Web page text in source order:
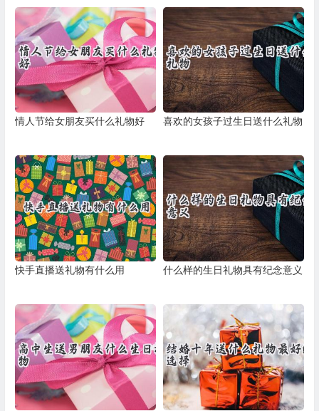
情人节给女朋友买什么礼物好 喜欢的女孩子过生日送什么礼物
快手直播送礼物有什么用 什么样的生日礼物具有纪念意义